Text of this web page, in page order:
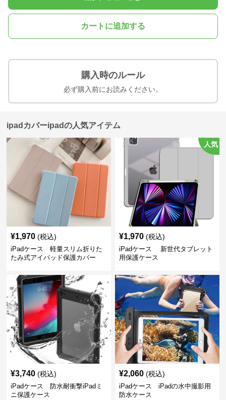
カートに追加する
購入時のルール
必ず購入前にお読みください。
ipadカバーipadの人気アイテム
¥1,970 (税込)
iPadケース 軽量スリム折りた
たみ式アイパッド保護カバー
人気
¥1,970 (税込)
iPadケース 新世代タブレット
用保護ケース
¥3,740 (税込)
iPadケース 防水耐衝撃iPadミ
ニ保護ケース
¥2,060 (税込)
iPadケース iPadの水中撮影用
防水ケース